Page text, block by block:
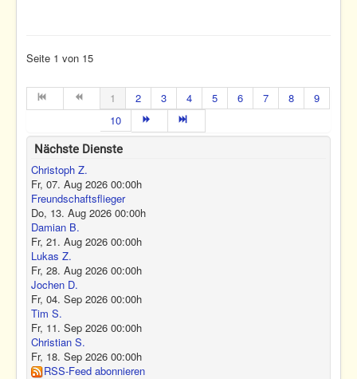
Seite 1 von 15
1 2 3 4 5 6 7 8
9
10
Nächste Dienste
Christoph Z.
Fr, 07. Aug 2026 00:00h
Freundschaftsflieger
Do, 13. Aug 2026 00:00h
Damian B.
Fr, 21. Aug 2026 00:00h
Lukas Z.
Fr, 28. Aug 2026 00:00h
Jochen D.
Fr, 04. Sep 2026 00:00h
Tim S.
Fr, 11. Sep 2026 00:00h
Christian S.
Fr, 18. Sep 2026 00:00h
RSS-Feed abonnieren